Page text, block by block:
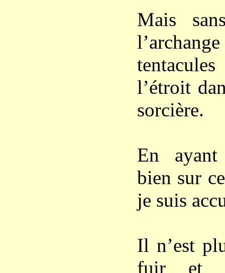
Mais
l’étroit
sorcière.
En ayant
bien sur
je suis
Il n’est
fuir et